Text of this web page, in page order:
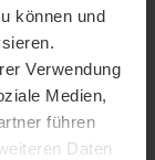
können und
Verwendung
Medien,
führen
Daten